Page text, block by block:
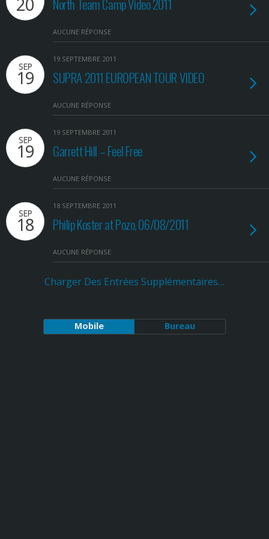
20 North Team Camp Video 2011
AUCUNE RÉPONSE
SEP
19
19 SEPTEMBRE 2011
SUPRA 2011 EUROPEAN TOUR VIDEO
AUCUNE RÉPONSE
SEP
19
19 SEPTEMBRE 2011
Garrett Hill – Feel Free
AUCUNE RÉPONSE
SEP
18
18 SEPTEMBRE 2011
Philip Koster at Pozo, 06/08/2011
AUCUNE RÉPONSE
Charger Des Entrées Supplémentaires…
Mobile Bureau